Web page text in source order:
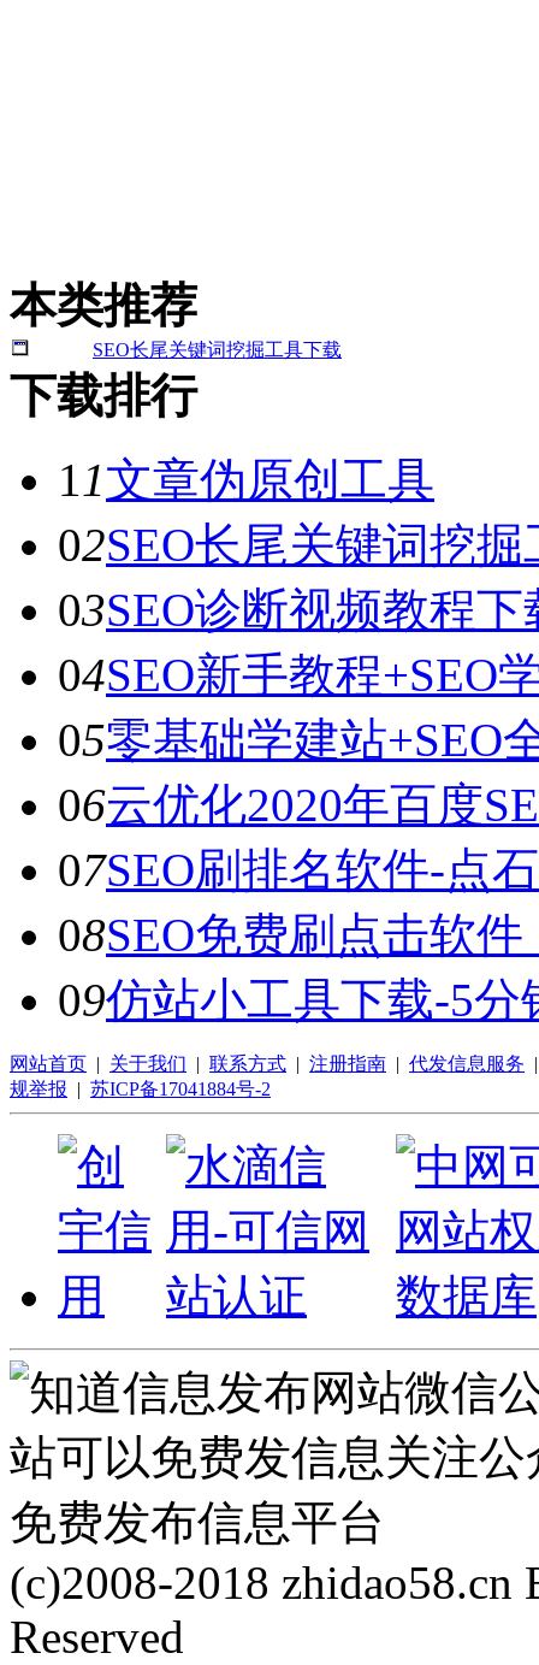
本类推荐
SEO长尾关键词挖掘工具下载
下载排行
11文章伪原创工具
02SEO长尾关键词挖
03SEO诊断视频教程
04SEO新手教程+SEO
05零基础学建站+SEO
06云优化2020年百度
07SEO刷排名软件-点
08SEO免费刷点击软
09仿站小工具下载-5分
网站首页 | 关于我们 | 联系方式 | 注册指南 | 代发信息服务
规举报 | 苏ICP备17041884号-2
(c)2008-2018
Reserved